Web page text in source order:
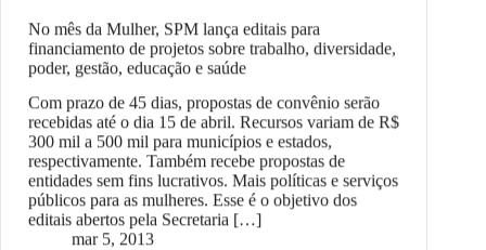
No mês da Mulher, SPM lança editais para
financiamento de projetos sobre trabalho, diversidade,
poder, gestão, educação e saúde
Com prazo de 45 dias, propostas de convênio serão
recebidas até o dia 15 de abril. Recursos variam de R$
300 mil a 500 mil para municípios e estados,
respectivamente. Também recebe propostas de
entidades sem fins lucrativos. Mais políticas e serviços
públicos para as mulheres. Esse é o objetivo dos
editais abertos pela Secretaria […]
mar 5, 2013